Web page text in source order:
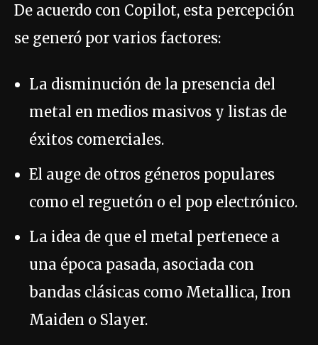
De acuerdo con Copilot, esta percepción
se generó por varios factores:
La disminución de la presencia del
metal en medios masivos y listas de
éxitos comerciales.
El auge de otros géneros populares
como el reguetón o el pop electrónico.
La idea de que el metal pertenece a
una época pasada, asociada con
bandas clásicas como Metallica, Iron
Maiden o Slayer.